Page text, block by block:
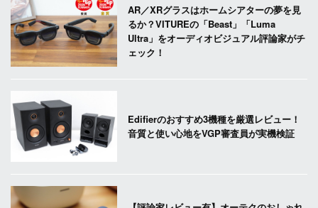
AR／XRグラスはホームシアターの夢を見
るか？VITUREの「Beast」「Luma
Ultra」をオーディオビジュアル評論家がチ
ェック！
Edifierのおすすめ3機種を厳選レビュー！
音質と使い心地をVGP審査員が実機検証